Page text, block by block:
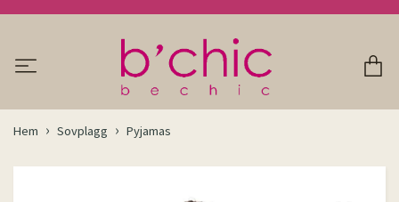
Hem Sovplagg Pyjamas